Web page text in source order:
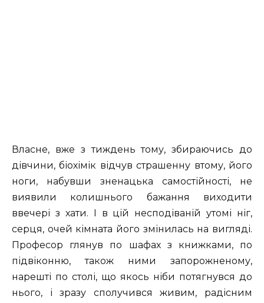
Власне, вже з тиждень тому, збираючись до
дівчини, біохімік відчув страшенну втому, його
ноги, набувши зненацька самостійності, не
виявили колишнього бажання виходити
ввечері з хати. І в цій несподіваній утомі ніг,
серця, очей кімната його змінилась на вигляді.
Професор глянув по шафах з книжками, по
підвіконню, також ними запорожненому,
нарешті по столі, що якось ніби потягнувся до
нього, і зразу сполучився живим, радісним